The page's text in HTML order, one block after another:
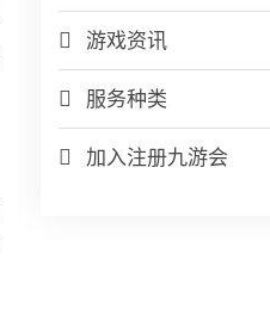
游戏资讯
服务种类
加入注册九游会